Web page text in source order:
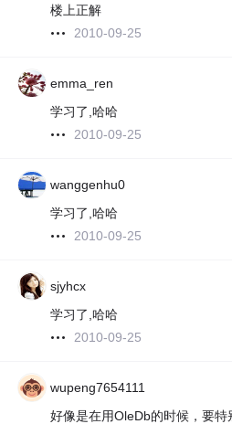
楼上正解
2010-09-25
emma_ren
学习了,哈哈
2010-09-25
wanggenhu0
学习了,哈哈
2010-09-25
sjyhcx
学习了,哈哈
2010-09-25
wupeng7654111
好像是在用OleDb的时候，要特